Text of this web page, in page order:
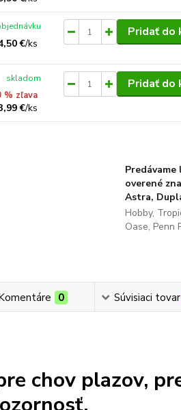
€/ks
Pridať do
% zľava
€/ks
skladom Pridať do
Predávame
overené
Astra,
Hobby,
Oase, Penn
0 Súvisiaci tovar
chov plazov,